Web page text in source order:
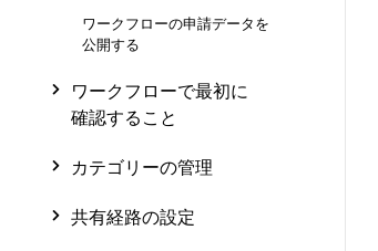
ワークフローの申請データを
公開する
ワークフローで最初に
確認すること
カテゴリーの管理
共有経路の設定